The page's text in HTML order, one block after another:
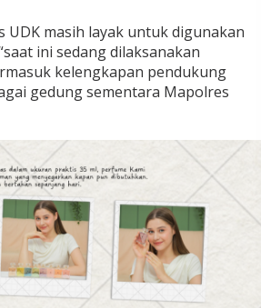
UDK masih layak untuk digunakan
ini sedang dilaksanakan
kelengkapan pendukung
gedung sementara Mapolres